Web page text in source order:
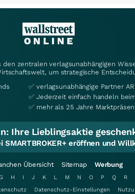
zentralen verlagsunabhängigen
um strategische
✅ verlagsunabhängige Partner
✅ Jederzeit einfach handeln
✅ mehr als 25 Jahre
Ihre Lieblingsaktie
SMARTBROKER+ eröffnen und
Übersicht Sitemap Werbung
H I J K L M N O P Q R
Datenschutz-Einstellungen